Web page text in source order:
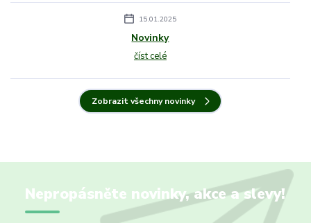
15.01.2025
Novinky
číst celé
Zobrazit všechny novinky
Nepropásněte novinky, akce a slevy!